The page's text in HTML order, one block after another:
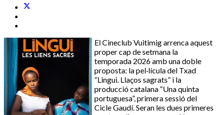
El Cineclub Vuitimig arrenca aquest
proper cap de setmana la
temporada 2026 amb una doble
proposta: la pel·lícula del Txad
“Lingui. Llaços sagrats” i la
producció catalana “Una quinta
portuguesa”, primera sessió del
Cicle Gaudí. Seran les dues primeres